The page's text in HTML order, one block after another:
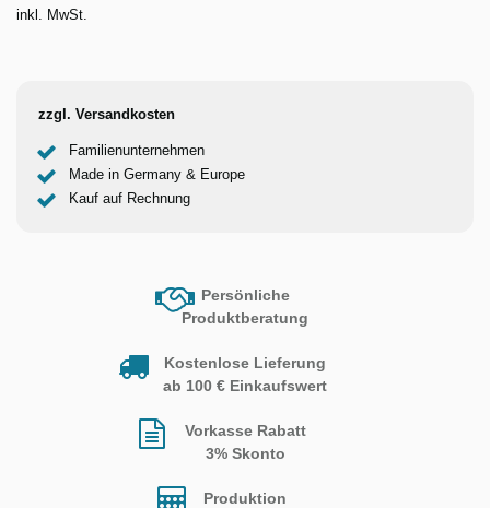
inkl. MwSt.
zzgl. Versandkosten
Familienunternehmen
Made in Germany & Europe
Kauf auf Rechnung
Persönliche
Produktberatung
Kostenlose Lieferung
ab 100 € Einkaufswert
Vorkasse Rabatt
3% Skonto
Produktion